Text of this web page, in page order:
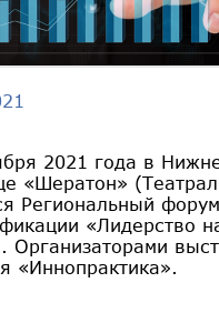
2021 года в
«Шератон»
Региональный
«Лидерство
Организаторами
«Иннопрактика».